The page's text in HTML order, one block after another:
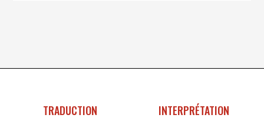
TRADUCTION INTERPRÉTATION